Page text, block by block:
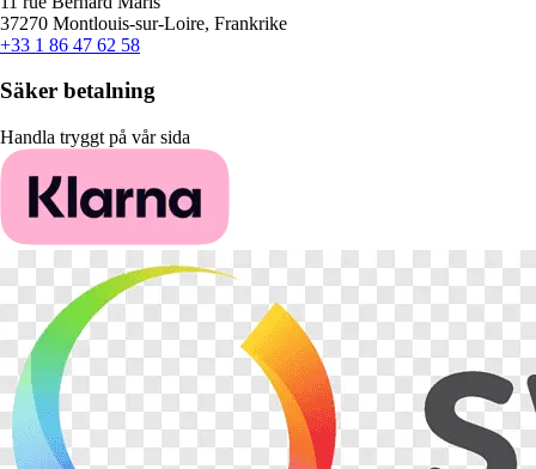
37270 Montlouis-sur-Loire, Frankrike
+33 1 86 47 62 58
Säker betalning
Handla tryggt på vår sida